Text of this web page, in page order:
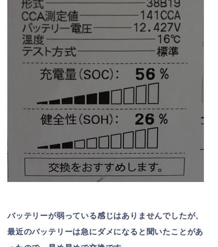
バッテリーが弱っている感じはありませんでしたが、
最近のバッテリーは急にダメになると聞いたことがあ